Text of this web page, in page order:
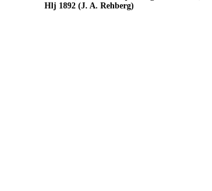
Hlj 1892 (J. A. Rehberg)